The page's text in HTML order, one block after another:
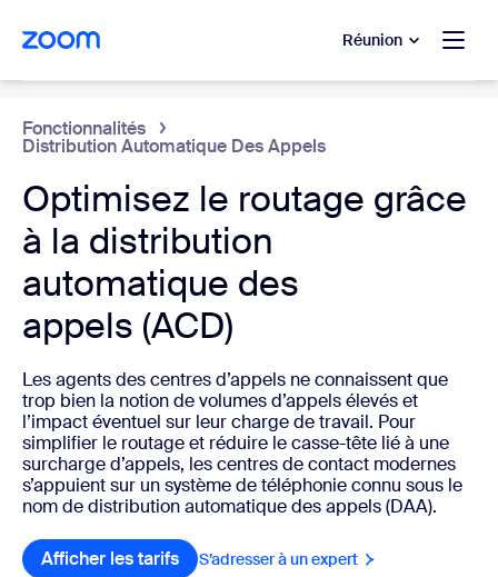
contenu principal
au chat d’aide Réunion
Fonctionnalités
Distribution Automatique Des Appels
Optimisez le routage grâce
à la distribution
automatique des
appels (ACD)
Les agents des centres d’appels ne connaissent que
trop bien la notion de volumes d’appels élevés et
l’impact éventuel sur leur charge de travail. Pour
simplifier le routage et réduire le casse-tête lié à une
surcharge d’appels, les centres de contact modernes
s’appuient sur un système de téléphonie connu sous le
nom de distribution automatique des appels (DAA).
Afficher les tarifs S’adresser à un expert